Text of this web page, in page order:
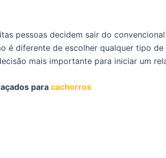
pessoas decidem sair do
é diferente de escolher qualquer tipo
mais importante para iniciar um
para cachorros